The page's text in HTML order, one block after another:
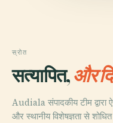
स्रोत
सत्यापित,और
Audiala संपादकीय टीम द्वारा
और स्थानीय विशेषज्ञता से